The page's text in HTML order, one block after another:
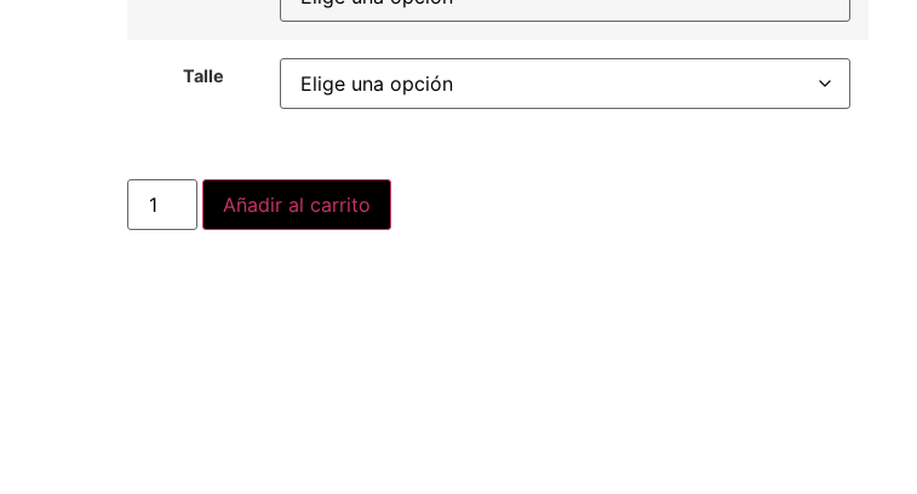
Talle
Añadir al carrito